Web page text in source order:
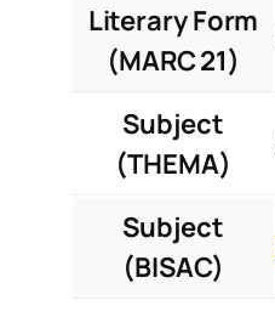
Literary Form
(MARC 21)
Subject
(THEMA)
Subject
(BISAC)